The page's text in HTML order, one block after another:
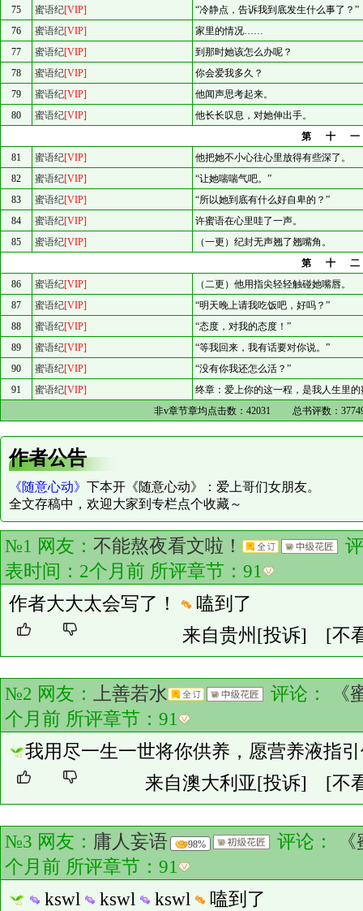
75 蜜语纪[VIP]
“冷静点，告诉我到底发生什么事了？”
76
蜜语纪[VIP]
家里的情况……
77
蜜语纪[VIP]
到那时她该怎么办呢？
78
蜜语纪[VIP]
你会爱我多久？
79
蜜语纪[VIP]
他闻声思考起来。
80
蜜语纪[VIP]
他长长叹息，对她伸出手。
第十
81
蜜语纪[VIP]
他把她不小心往心里放得有些深了。
82
蜜语纪[VIP]
“让她喘喘气吧。”
83
蜜语纪[VIP]
“所以她到底有什么好自卑的？”
84
蜜语纪[VIP]
许蜜语在心里哇了一声。
85
蜜语纪[VIP]
（一更）纪封无声翘了翘嘴角。
第十
86
蜜语纪[VIP]
（二更）他用指尖轻轻触碰她嘴唇。
87
蜜语纪[VIP]
“明天晚上请我吃饭吧，好吗？”
88
蜜语纪[VIP]
“态度，对我的态度！”
89
蜜语纪[VIP]
“等我回来，我有话要对你说。”
90
蜜语纪[VIP]
“没有你我还怎么活？”
91
蜜语纪[VIP]
终章：爱上你的这一程，是我人生里的
非v章节章均点击数：42031 总书评数：
作者公告
《随意心动》 下本开《随意心动》：爱上哥们女朋友。
全文存稿中，欢迎大家到专栏点个收藏～
№1 网友： 不能熬夜看文啦！
表时间：2个月前 所评章节： 91
作者大大太会写了！
嗑到了
来自贵州 [投诉] [不
№2 网友： 上善若水 评论：
《
个月前 所评章节： 91
我用尽一生一世将你供养，愿营养液指
来自澳大利亚[投诉] [不
№3 网友： 庸人妄语 98% 评论：
个月前 所评章节： 91
kswl
kswl kswl
嗑到了